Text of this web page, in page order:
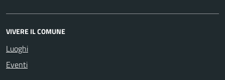
VIVERE IL COMUNE
Luoghi
Eventi